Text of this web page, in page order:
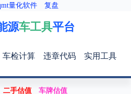
量化软件 复盘
源车工具平台
车检计算 违章代码 实用工具
二手估值 车牌估值